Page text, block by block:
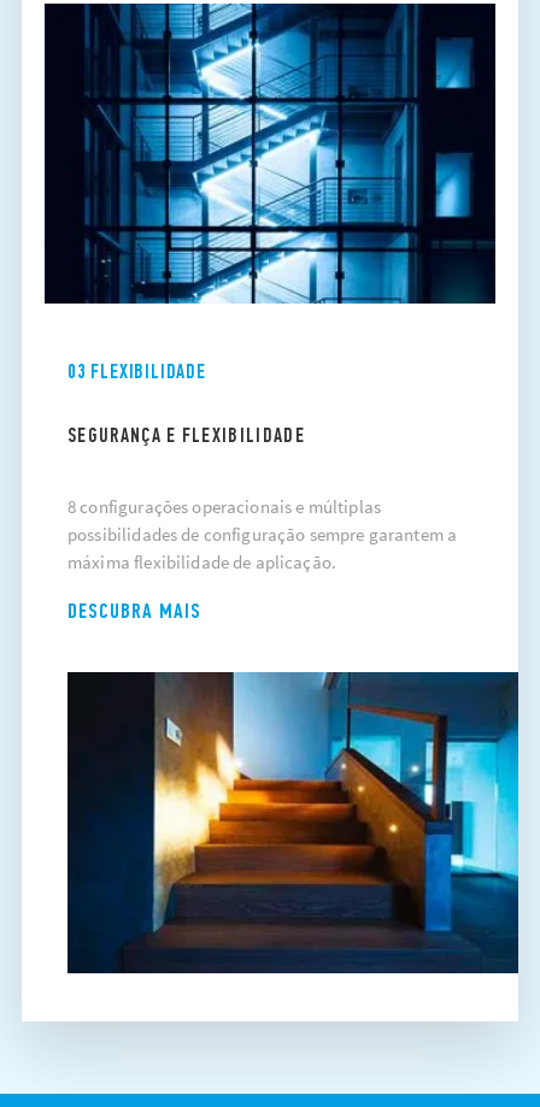
03 FLEXIBILIDADE
SEGURANÇA E FLEXIBILIDADE
8 configurações operacionais e múltiplas
possibilidades de configuração sempre garantem a
máxima flexibilidade de aplicação.
DESCUBRA MAIS